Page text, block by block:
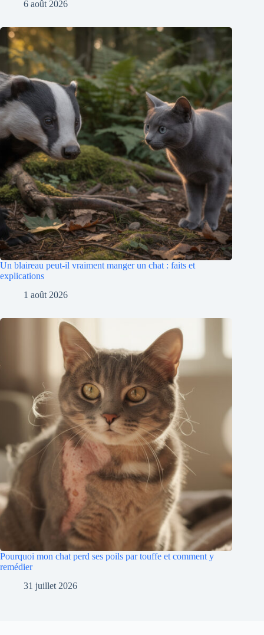
6 août 2026
Un blaireau peut-il vraiment manger un chat : faits et
explications
1 août 2026
Pourquoi mon chat perd ses poils par touffe et comment y
remédier
31 juillet 2026